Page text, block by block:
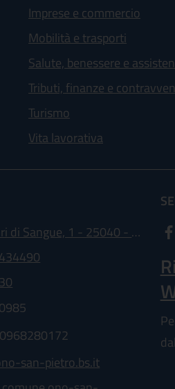
Imprese e commercio
Mobilità e trasporti
Salute, benessere e
Tributi, finanze e
Turismo
Vita lavorativa
1 - 25040 - Ono San Pietro
san-pietro.bs.it